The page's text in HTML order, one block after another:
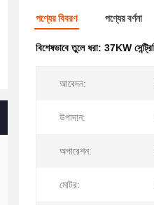
পণ্যের বিবরণ পণ্যের বর্ণনা
বিশেষভাবে তুলে ধরা: 37KW
আবেদন:
উপাদান:
অপারেশন:
মোটর: